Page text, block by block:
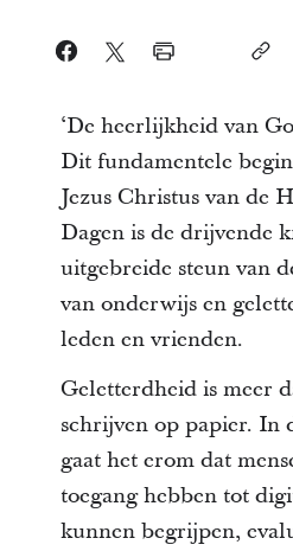
‘De heerlijkheid van
Dit fundamentele
Jezus Christus van de
Dagen is de drijvende
uitgebreide steun van
van onderwijs en
leden en vrienden.
Geletterdheid is meer
schrijven op papier.
gaat het erom dat
toegang hebben tot
kunnen begrijpen,